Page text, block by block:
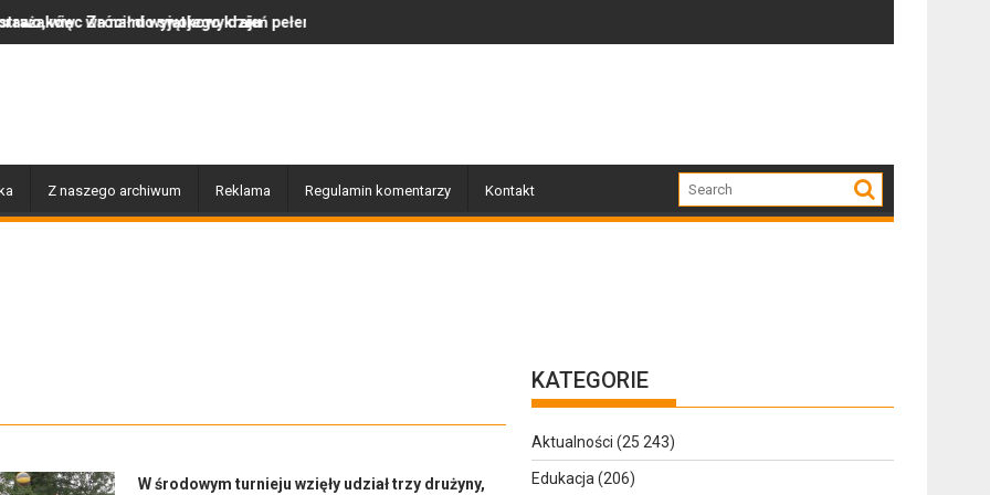
swojego krajudzień pełen muzyki, tańca i niezapomnianych emocji!Uwaga! Usuwamy drzewa uszkodzone przez nawałnicę
Z naszego archiwum Reklama Regulamin komentarzy Kontakt
W środowym turnieju wzięły udział trzy drużyny,
KATEGORIE
Aktualności (25 243)
Edukacja (206)